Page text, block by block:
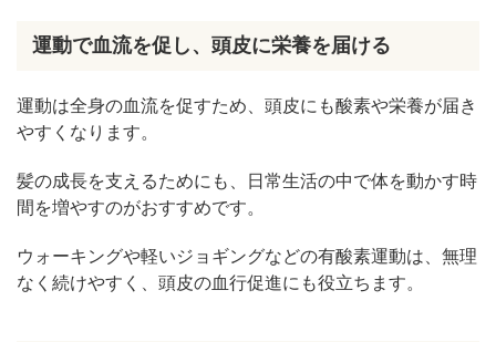
運動で血流を促し、頭皮に栄養を届ける
運動は全身の血流を促すため、頭皮にも酸素や栄養が届き
やすくなります。
髪の成長を支えるためにも、日常生活の中で体を動かす時
間を増やすのがおすすめです。
ウォーキングや軽いジョギングなどの有酸素運動は、無理
なく続けやすく、頭皮の血行促進にも役立ちます。